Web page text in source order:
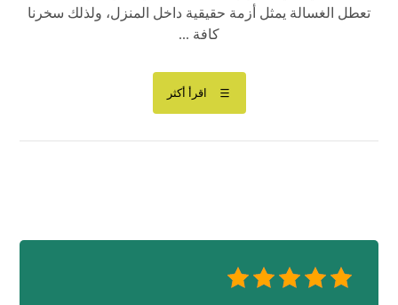
تعطل الغسالة يمثل أزمة حقيقية داخل المنزل، ولذلك سخرنا
كافة ...
اقرأ أكثر